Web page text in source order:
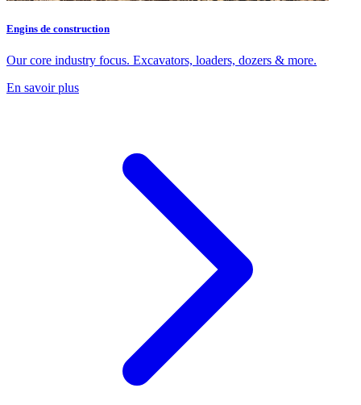
Engins de construction
Our core industry focus. Excavators, loaders, dozers & more.
En savoir plus